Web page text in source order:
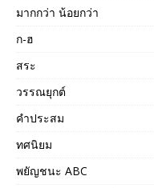
มากกว่า น้อยกว่า
ก-ฮ
สระ
วรรณยุกต์
คำประสม
ทศนิยม
พยัญชนะ ABC